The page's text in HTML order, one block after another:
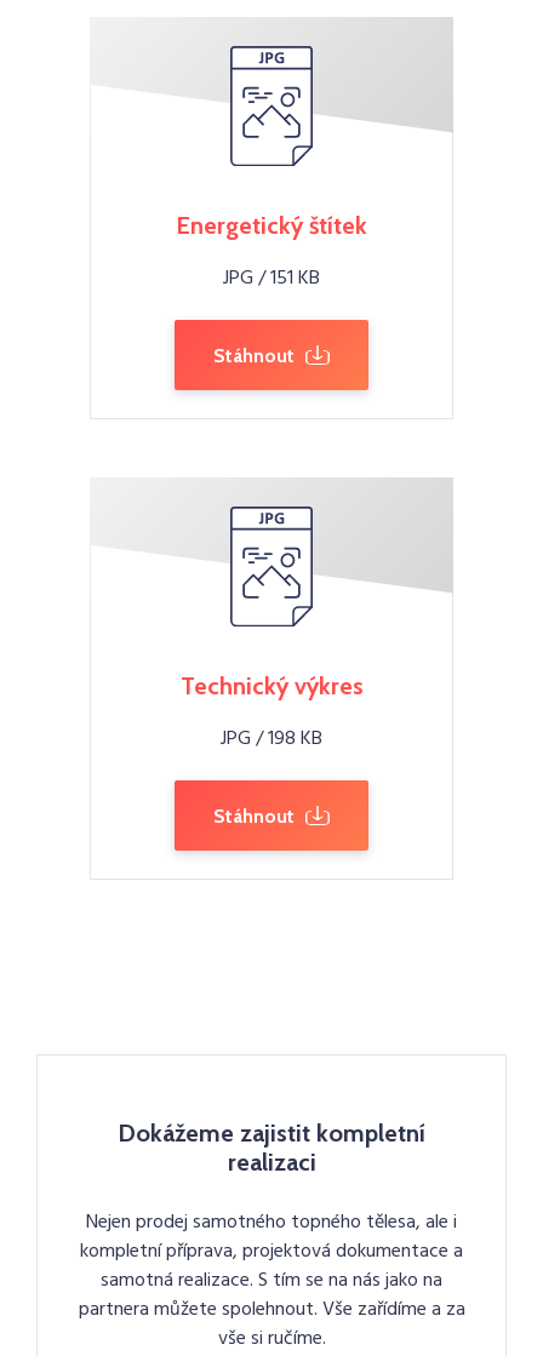
Energetický štítek
JPG / 151 KB
Stáhnout
Technický výkres
JPG / 198 KB
Stáhnout
Dokážeme zajistit kompletní
realizaci
Nejen prodej samotného topného tělesa, ale i
kompletní příprava, projektová dokumentace a
samotná realizace. S tím se na nás jako na
partnera můžete spolehnout. Vše zařídíme a za
vše si ručíme.